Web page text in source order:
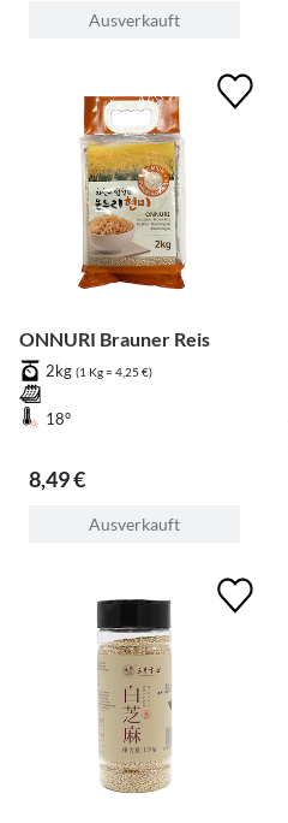
Ausverkauft
ONNURI Brauner Reis
2kg (1 Kg = 4,25 €)
18°
8,49 €
Ausverkauft